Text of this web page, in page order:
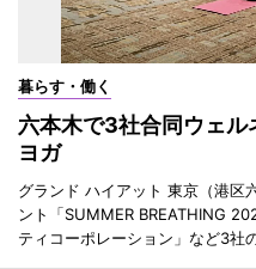
暮らす・働く
六本木で3社合同ウェ
ヨガ
グランド ハイアット 東京（港区
ント「SUMMER BREATHING
ティコーポレーション」など3社